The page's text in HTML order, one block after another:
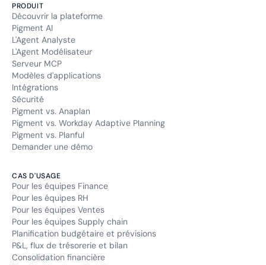
PRODUIT
Découvrir la plateforme
Pigment AI
L'Agent Analyste
L'Agent Modélisateur
Serveur MCP
Modèles d'applications
Intégrations
Sécurité
Pigment vs. Anaplan
Pigment vs. Workday Adaptive Planning
Pigment vs. Planful
Demander une démo
CAS D'USAGE
Pour les équipes Finance
Pour les équipes RH
Pour les équipes Ventes
Pour les équipes Supply chain
Planification budgétaire et prévisions
P&L, flux de trésorerie et bilan
Consolidation financière